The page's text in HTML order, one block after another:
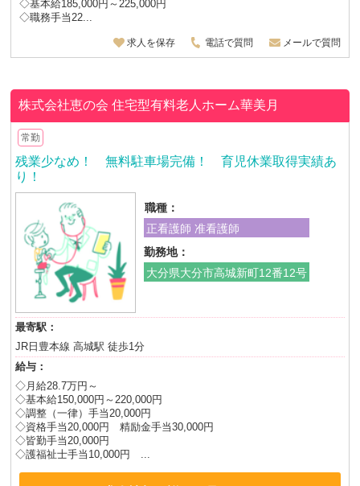
◇基本給185,000円～225,000円
◇職務手当22...
求人を保存 電話で質問 メールで質問
株式会社恵の会住宅型有料老人ホーム華美月
常勤
残業少なめ！ 無料駐車場完備！ 育児休業取得実績あ
り！
職種：
正看護師 准看護師
勤務地：
大分県大分市高城新町12番12号
最寄駅：
JR日豊本線 高城駅 徒歩1分
給与：
◇月給28.7万円～
◇基本給150,000円～220,000円
◇調整（一律）手当20,000円
◇資格手当20,000円 精励金手当30,000円
◇皆勤手当20,000円
◇護福祉士手当10,000円 ...